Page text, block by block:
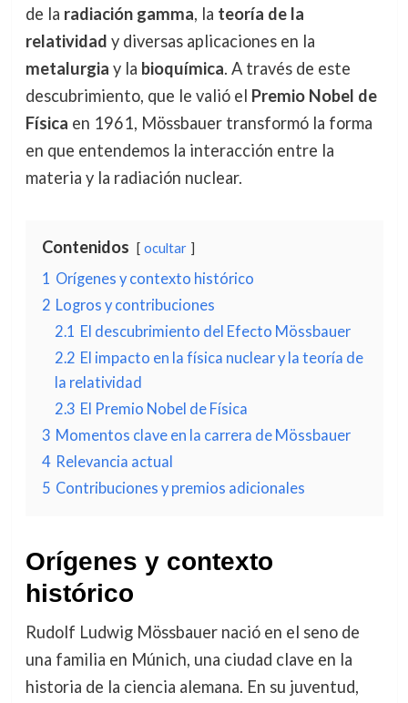
de la radiación gamma, la teoría de la
relatividad y diversas aplicaciones en la
metalurgia y la bioquímica. A través de este
descubrimiento, que le valió el Premio Nobel de
Física en 1961, Mössbauer transformó la forma
en que entendemos la interacción entre la
materia y la radiación nuclear.
Contenidos ocultar
1 Orígenes y contexto histórico
2 Logros y contribuciones
2.1 El descubrimiento del Efecto Mössbauer
2.2 El impacto en la física nuclear y la teoría de
la relatividad
2.3 El Premio Nobel de Física
3 Momentos clave en la carrera de Mössbauer
4 Relevancia actual
5 Contribuciones y premios adicionales
Orígenes y contexto
histórico
Rudolf Ludwig Mössbauer nació en el seno de
una familia en Múnich, una ciudad clave en la
historia de la ciencia alemana. En su juventud,